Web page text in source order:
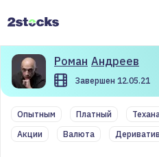
содержанию
Роман Андреев
Завершен 12.05.21
Опытным Платный
Акции
Валюта